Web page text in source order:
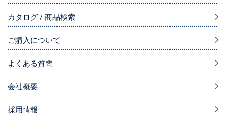
カタログ / 商品検索
ご購入について
よくある質問
会社概要
採用情報